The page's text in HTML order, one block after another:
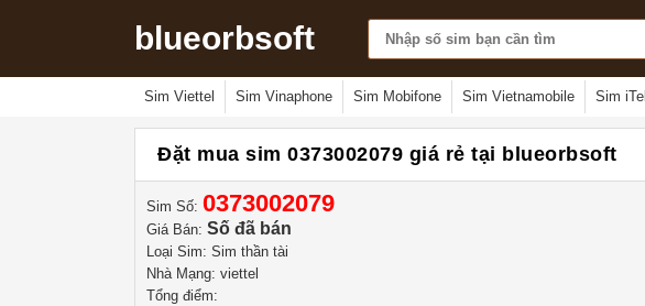
blueorbsoft
Sim Viettel Sim Vinaphone Sim Mobifone Sim Vietnamobile Sim iTel
Đặt mua sim 0373002079 giá rẻ tại blueorbsoft
Sim Số: 0373002079
Giá Bán: Số đã bán
Loại Sim: Sim thần tài
Nhà Mạng: viettel
Tổng điểm: